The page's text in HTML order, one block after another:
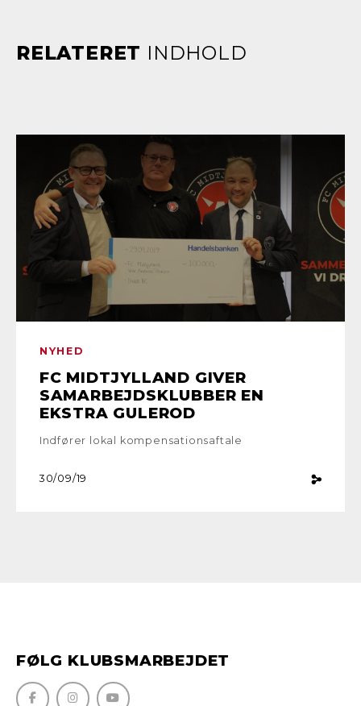
RELATERET INDHOLD
NYHED
FC MIDTJYLLAND GIVER
SAMARBEJDSKLUBBER EN
EKSTRA GULEROD
Indfører lokal kompensationsaftale
30/09/19
FØLG KLUBSMARBEJDET